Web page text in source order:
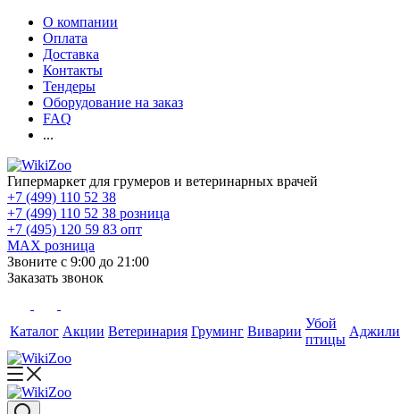
О компании
Оплата
Доставка
Контакты
Тендеры
Оборудование на заказ
FAQ
...
Гипермаркет для грумеров и ветеринарных врачей
+7 (499) 110 52 38
+7 (499) 110 52 38 розница
+7 (495) 120 59 83 опт
MAX розница
Звоните с 9:00 до 21:00
Заказать звонок
Каталог Акции Ветеринария Груминг Виварии
Убой
птицы